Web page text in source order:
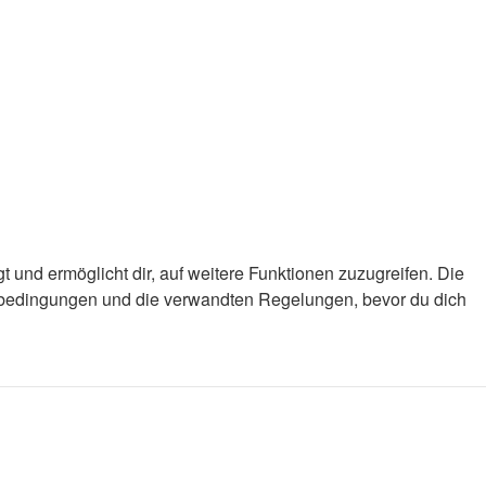
ermöglicht dir, auf weitere Funktionen zuzugreifen. Die
und die verwandten Regelungen, bevor du dich